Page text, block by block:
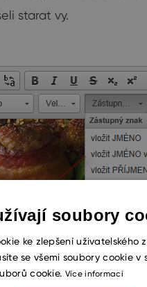
starat vy.
soubory
ke zlepšení uživatelského
se všemi soubory cookie v
cookie. Více informací